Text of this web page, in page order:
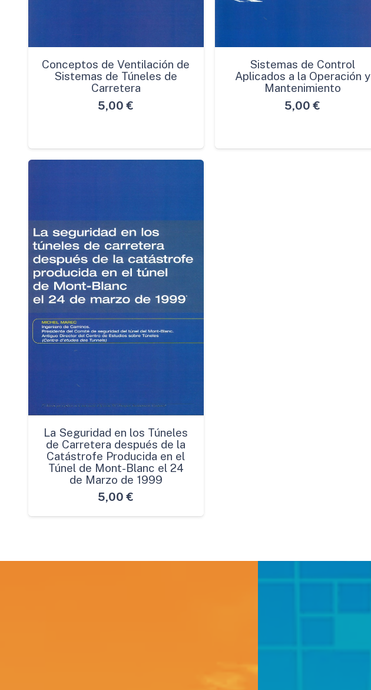
Conceptos de Ventilación de
Sistemas de Túneles de
Carretera
5,00 €
Sistemas de Control
Aplicados a la Operación y
Mantenimiento
5,00 €
La Seguridad en los Túneles
de Carretera después de la
Catástrofe Producida en el
Túnel de Mont-Blanc el 24
de Marzo de 1999
5,00 €